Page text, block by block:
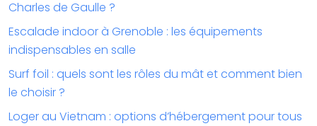
Charles de Gaulle ?
Escalade indoor à Grenoble : les équipements
indispensables en salle
Surf foil : quels sont les rôles du mât et comment bien
le choisir ?
Loger au Vietnam : options d’hébergement pour tous